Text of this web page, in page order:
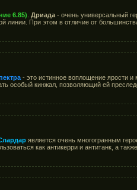
6.85) Дриада - очень универсальный
линии. При этом в отличие от
- это истинное воплощение ярости
особый кинжал, позволяющий ей
является очень многогранным
как антикерри и антитанк, а